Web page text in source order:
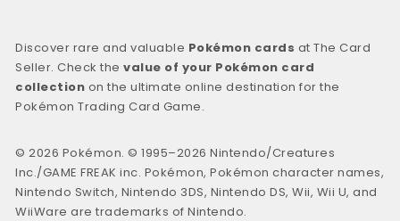
Discover rare and valuable Pokémon cards at The Card
Seller. Check thevalue of your Pokémon card
collection on the ultimate online destination for the
Pokémon Trading Card Game.
© 2026 Pokémon. © 1995–2026 Nintendo/Creatures
Inc./GAME FREAK inc. Pokémon, Pokémon character names,
Nintendo Switch, Nintendo 3DS, Nintendo DS, Wii, Wii U, and
WiiWare are trademarks of Nintendo.